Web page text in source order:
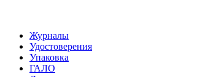
Журналы
Удостоверения
Упаковка
ГАЛО